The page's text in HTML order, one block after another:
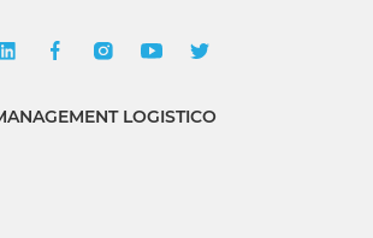
LOGISTICO